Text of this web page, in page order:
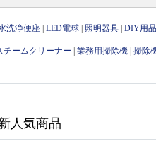
洗浄便座 |LED電球 照明器具 |DIY用
チームクリーナー |業務用掃除機 |掃除
人気商品